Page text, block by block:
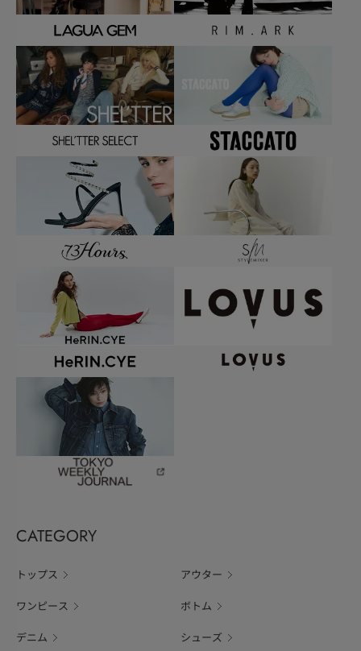
CATEGORY
トップス アウター
ワンピース ボトム
デニム シューズ